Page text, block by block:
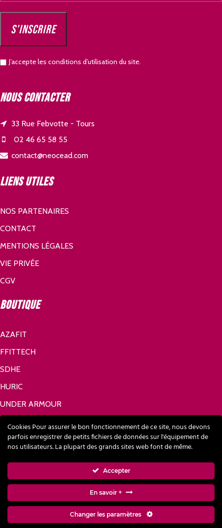
J’accepte les conditions d’utilisation du site.
Nous contacter
33 Rue Febvotte - Tours
02 46 65 58 55
contact@neocead.com
Liens utiles
NOS PARTENAIRES
CONTACT
MENTIONS LÉGALES
VIE PRIVÉE
CGV
Boutique
AZAFIT
FFITTECH
SDHE
HURIC
UNDER ARMOUR
Réseaux sociaux
Modes de paiement acceptés
Cookies Pour assurer le bon fonctionnement de ce site, nous devons
parfois enregistrer de petits fichiers de données sur l'équipement de
nos utilisateurs. La plupart des grands sites web font de même.
Accepter
En savoir +
Changer les paramètres